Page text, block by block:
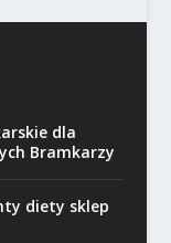
dla
Bramkarzy
diety sklep